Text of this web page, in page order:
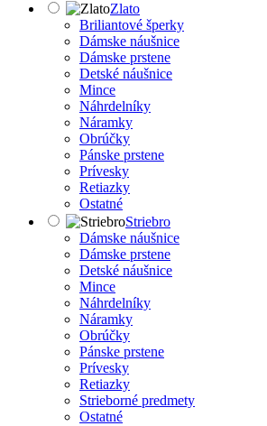
Zlato
Briliantové šperky
Dámske náušnice
Dámske prstene
Detské náušnice
Mince
Náhrdelníky
Náramky
Obrúčky
Pánske prstene
Prívesky
Retiazky
Ostatné
Striebro
Dámske náušnice
Dámske prstene
Detské náušnice
Mince
Náhrdelníky
Náramky
Obrúčky
Pánske prstene
Prívesky
Retiazky
Strieborné predmety
Ostatné